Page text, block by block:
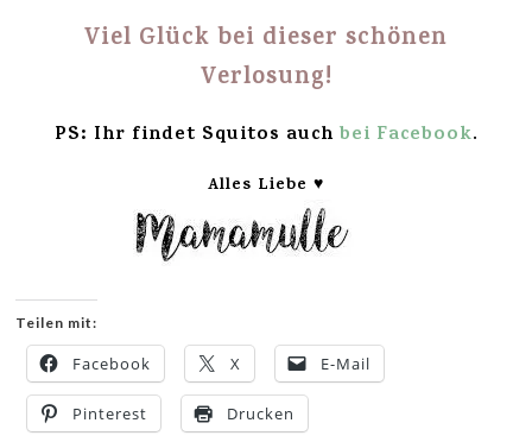
Viel Glück bei dieser schönen
Verlosung!
PS: Ihr findet Squitos auchbei Facebook.
Alles Liebe ♥
Teilen mit:
Facebook X E-Mail
Pinterest Drucken